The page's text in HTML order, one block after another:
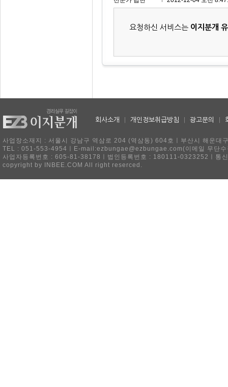
요청하신 서비스는 이지분개
회사소개 개인정보취급방침 광고문의
사업장소재지 : 서울시 강남구 역삼로 204 (역삼동) 604호ㅣ부산시 해운
TEL : 051-553-4954ㅣE-mail:ezbungae@ezbungae.com(이메일 무단수
사업자등록번호 : 605-81-38178ㅣ법인등록번호 : 180111-0323252ㅣ통
copyright by INBEE.COM All right reserced.